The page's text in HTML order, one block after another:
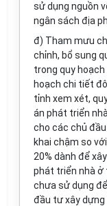
sử dụng nguồn
ngân sách địa
đ) Tham mưu
chỉnh, bổ sung
trong quy hoạch
hoạch chi tiết
tỉnh xem xét,
án phát triển
cho các chủ
khai chậm so
20% dành để
phát triển nhà ở
chưa sử dụng
đầu tư xây dựng